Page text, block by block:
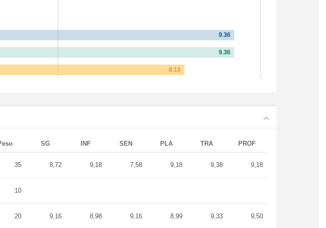
SG INF SEN PLA TRA PROF
35 8,72 9,18 7,58 9,18 9,38 9,18
10
20 9,16 8,98 9,16 8,99 9,33 9,50